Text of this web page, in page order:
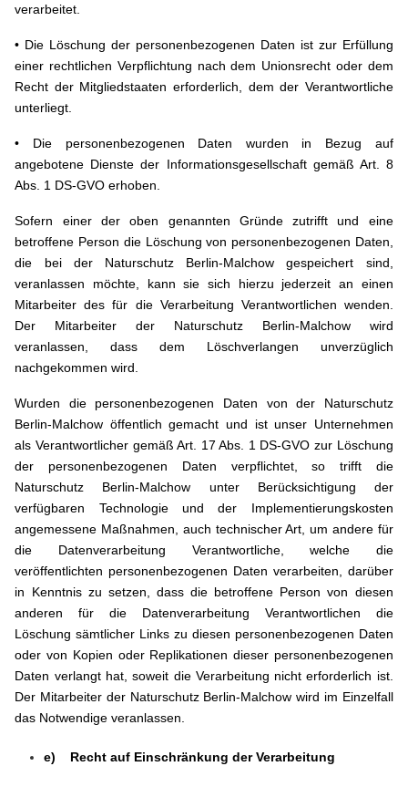
verarbeitet.
• Die Löschung der personenbezogenen Daten ist zur Erfüllung
einer rechtlichen Verpflichtung nach dem Unionsrecht oder dem
Recht der Mitgliedstaaten erforderlich, dem der Verantwortliche
unterliegt.
• Die personenbezogenen Daten wurden in Bezug auf
angebotene Dienste der Informationsgesellschaft gemäß Art. 8
Abs. 1 DS-GVO erhoben.
Sofern einer der oben genannten Gründe zutrifft und eine
betroffene Person die Löschung von personenbezogenen Daten,
die bei der Naturschutz Berlin-Malchow gespeichert sind,
veranlassen möchte, kann sie sich hierzu jederzeit an einen
Mitarbeiter des für die Verarbeitung Verantwortlichen wenden.
Der Mitarbeiter der Naturschutz Berlin-Malchow wird
veranlassen, dass dem Löschverlangen unverzüglich
nachgekommen wird.
Wurden die personenbezogenen Daten von der Naturschutz
Berlin-Malchow öffentlich gemacht und ist unser Unternehmen
als Verantwortlicher gemäß Art. 17 Abs. 1 DS-GVO zur Löschung
der personenbezogenen Daten verpflichtet, so trifft die
Naturschutz Berlin-Malchow unter Berücksichtigung der
verfügbaren Technologie und der Implementierungskosten
angemessene Maßnahmen, auch technischer Art, um andere für
die Datenverarbeitung Verantwortliche, welche die
veröffentlichten personenbezogenen Daten verarbeiten, darüber
in Kenntnis zu setzen, dass die betroffene Person von diesen
anderen für die Datenverarbeitung Verantwortlichen die
Löschung sämtlicher Links zu diesen personenbezogenen Daten
oder von Kopien oder Replikationen dieser personenbezogenen
Daten verlangt hat, soweit die Verarbeitung nicht erforderlich ist.
Der Mitarbeiter der Naturschutz Berlin-Malchow wird im Einzelfall
das Notwendige veranlassen.
e) Recht auf Einschränkung der Verarbeitung